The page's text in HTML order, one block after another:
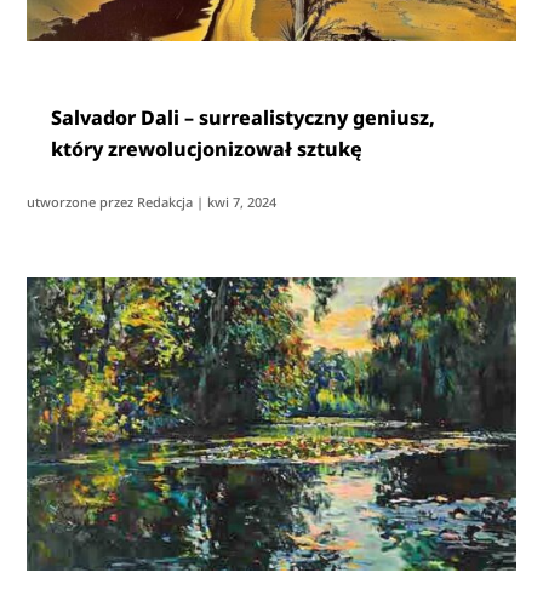
Salvador Dali – surrealistyczny geniusz,
który zrewolucjonizował sztukę
utworzone przez Redakcja | kwi 7, 2024